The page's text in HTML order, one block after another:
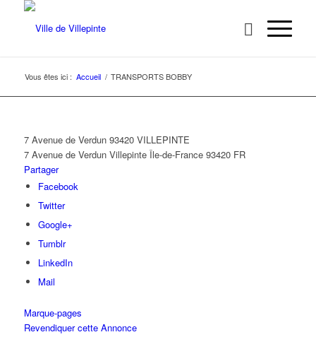
Vous êtes ici : Accueil / TRANSPORTS BOBBY
7 Avenue de Verdun 93420 VILLEPINTE
7 Avenue de Verdun Villepinte Île-de-France 93420 FR
Partager
Facebook
Twitter
Google+
Tumblr
LinkedIn
Mail
Marque-pages
Revendiquer cette Annonce